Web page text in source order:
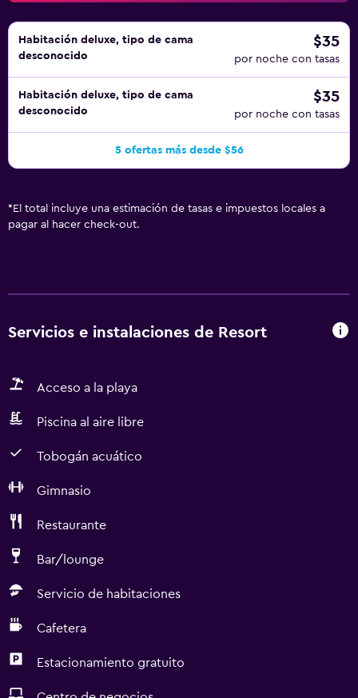
Habitación deluxe, tipo de cama
desconocido
$35
por noche con tasas
Habitación deluxe, tipo de cama
desconocido
$35
por noche con tasas
5 ofertas más desde $56
* El total incluye una estimación de tasas e impuestos locales a
pagar al hacer check-out.
Servicios e instalaciones de Resort
Acceso a la playa
Piscina al aire libre
Tobogán acuático
Gimnasio
Restaurante
Bar/lounge
Servicio de habitaciones
Cafetera
Estacionamiento gratuito